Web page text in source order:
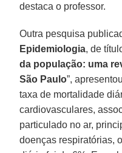
destaca o professor.
Outra pesquisa
Epidemiologia, de
da população: uma
São Paulo”,
taxa de mortalidade
cardiovasculares,
particulado no ar,
doenças respiratórias,